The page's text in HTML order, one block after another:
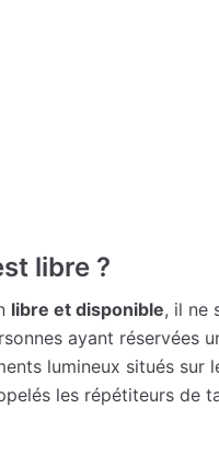
libre ?
libre et disponible, il ne
ayant réservées
lumineux situés
les répétiteurs de